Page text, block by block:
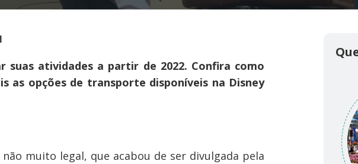
suas atividades a partir de 2022. Confira como
as opções de transporte disponíveis na Disney
muito legal, que acabou de ser divulgada pela